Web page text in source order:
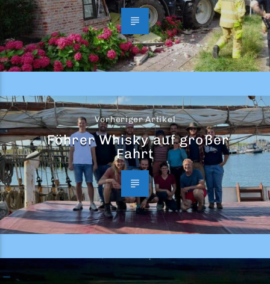
Vorheriger Artikel
Föhrer Whisky auf großer
Fahrt